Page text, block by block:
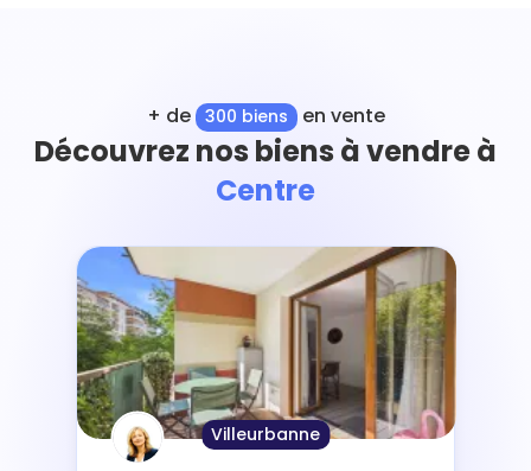
+ de 300 biens en vente
Découvrez nos biens à vendre à
Centre
Villeurbanne